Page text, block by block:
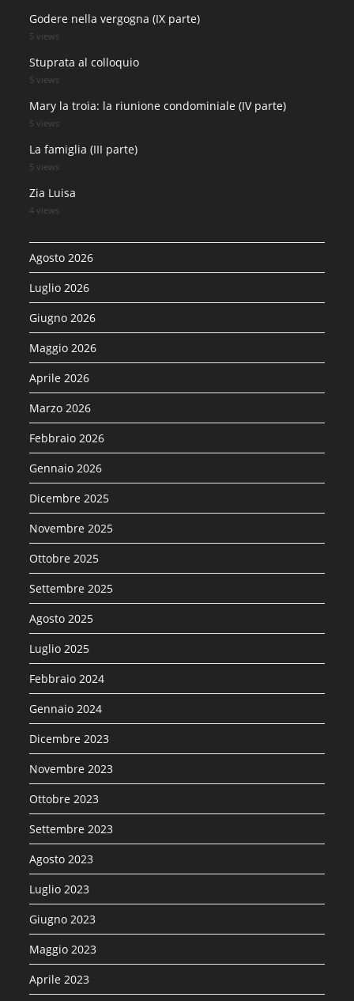
Godere nella vergogna (IX parte)
5 views
Stuprata al colloquio
5 views
Mary la troia: la riunione condominiale (IV parte)
5 views
La famiglia (III parte)
5 views
Zia Luisa
4 views
Agosto 2026
Luglio 2026
Giugno 2026
Maggio 2026
Aprile 2026
Marzo 2026
Febbraio 2026
Gennaio 2026
Dicembre 2025
Novembre 2025
Ottobre 2025
Settembre 2025
Agosto 2025
Luglio 2025
Febbraio 2024
Gennaio 2024
Dicembre 2023
Novembre 2023
Ottobre 2023
Settembre 2023
Agosto 2023
Luglio 2023
Giugno 2023
Maggio 2023
Aprile 2023